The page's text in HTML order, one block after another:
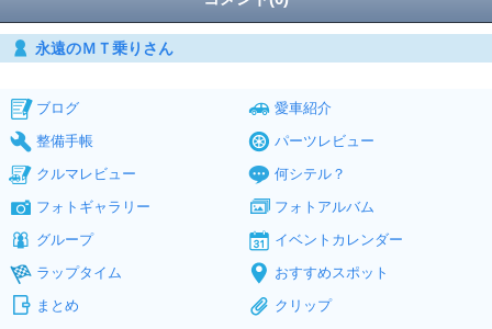
永遠のＭＴ乗りさん
ブログ
愛車紹介
整備手帳
パーツレビュー
クルマレビュー
何シテル？
フォトギャラリー
フォトアルバム
グループ
イベントカレンダー
ラップタイム
おすすめスポット
まとめ
クリップ